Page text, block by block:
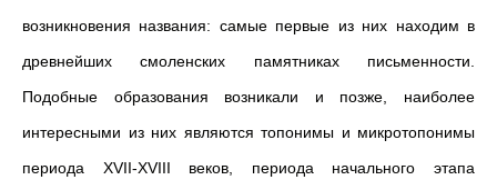
возникновения названия: самые первые из них находим в
древнейших смоленских памятниках письменности.
Подобные образования возникали и позже, наиболее
интересными из них являются топонимы и микротопонимы
периода XVII-XVIII веков, периода начального этапа